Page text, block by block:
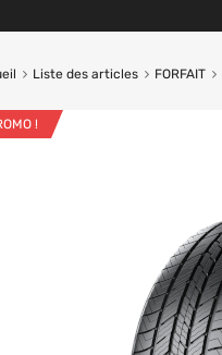
Liste des articles FORFAIT
!